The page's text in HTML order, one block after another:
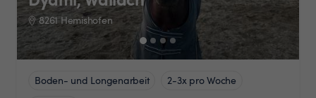
8261 Hemishofen
Boden- und Longenarbeit
2-3x pro Woche